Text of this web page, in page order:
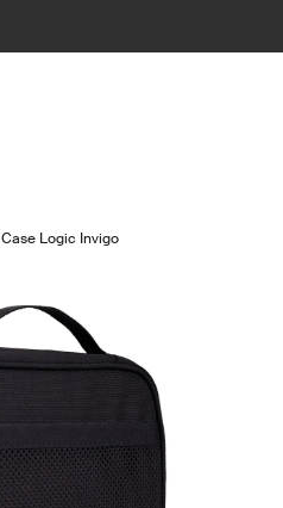
Case Logic Invigo